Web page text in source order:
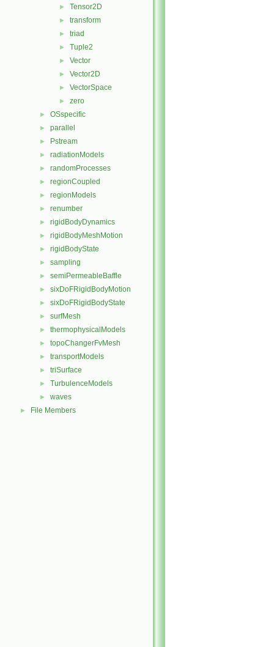
► Tensor2D
► transform
► triad
► Tuple2
► Vector
► Vector2D
► VectorSpace
► zero
► OSspecific
► parallel
► Pstream
► radiationModels
► randomProcesses
► regionCoupled
► regionModels
► renumber
► rigidBodyDynamics
► rigidBodyMeshMotion
► rigidBodyState
► sampling
► semiPermeableBaffle
► sixDoFRigidBodyMotion
► sixDoFRigidBodyState
► surfMesh
► thermophysicalModels
► topoChangerFvMesh
► transportModels
► triSurface
► TurbulenceModels
► waves
► File Members